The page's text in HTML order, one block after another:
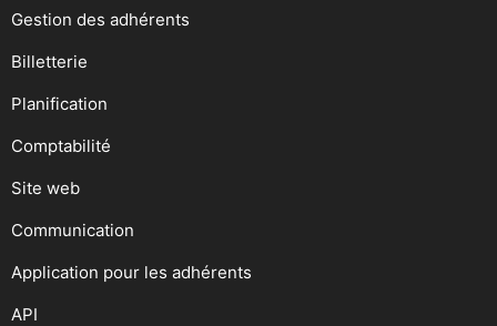
Gestion des adhérents
Billetterie
Planification
Comptabilité
Site web
Communication
Application pour les adhérents
API